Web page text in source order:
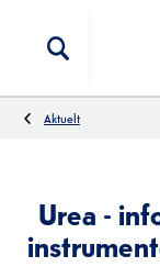
Aktuelt
Urea -